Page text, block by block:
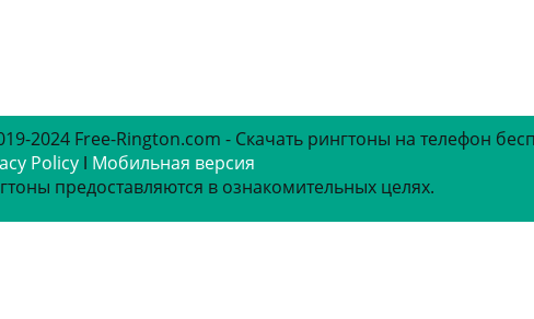
2024 Free-Rington.com - Скачать рингтоны на телефон
Policy ǀ Мобильная версия
предоставляются в ознакомительных целях.